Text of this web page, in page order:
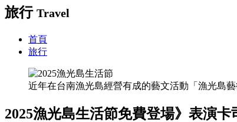
旅行 Travel
首頁
旅行
近年在台南漁光島經營有成的藝文活動「漁光島
2025漁光島生活節免費登場》表演